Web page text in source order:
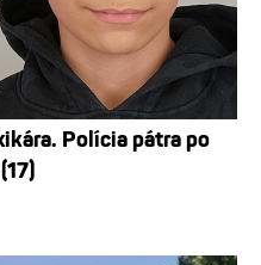
Polícia pátra po